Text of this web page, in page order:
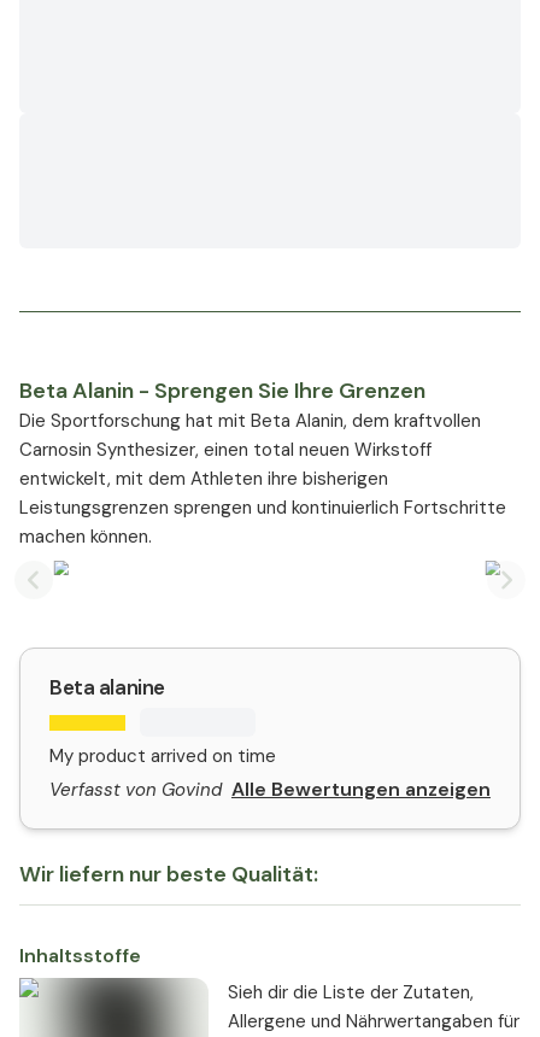
Beta Alanin - Sprengen Sie Ihre Grenzen
Die Sportforschung hat mit Beta Alanin, dem kraftvollen
Carnosin Synthesizer, einen total neuen Wirkstoff
entwickelt, mit dem Athleten ihre bisherigen
Leistungsgrenzen sprengen und kontinuierlich Fortschritte
machen können.
Previous slide
Beta alanine
My product arrived on time
Verfasst von Govind Alle Bewertungen anzeigen
Wir liefern nur beste Qualität:
Inhaltsstoffe
Sieh dir die Liste der Zutaten,
Allergene und Nährwertangaben für